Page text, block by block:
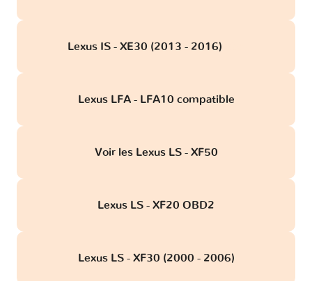
Lexus IS - XE30 (2013 - 2016)
Lexus LFA - LFA10 compatible
Voir les Lexus LS - XF50
Lexus LS - XF20 OBD2
Lexus LS - XF30 (2000 - 2006)